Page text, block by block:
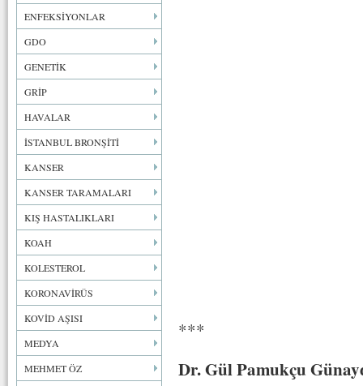
ENFEKSİYONLAR
GDO
GENETİK
GRİP
HAVALAR
İSTANBUL BRONŞİTİ
KANSER
KANSER TARAMALARI
KIŞ HASTALIKLARI
KOAH
KOLESTEROL
KORONAVİRÜS
KOVİD AŞISI
MEDYA
MEHMET ÖZ
***
Dr. Gül Pamukçu